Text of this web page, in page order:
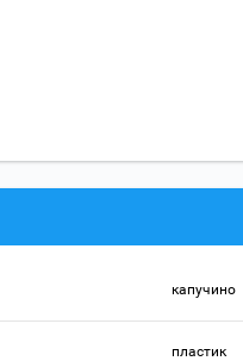
капучино
пластик